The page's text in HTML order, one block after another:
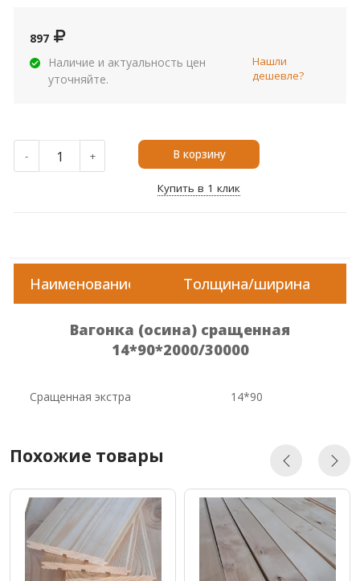
897
Наличие и актуальность цен
уточняйте.
Нашли
дешевле?
- + В корзину
Купить в 1 клик
Наименование Толщина/ширина
Вагонка (осина) сращенная
14*90*2000/30000
Сращенная экстра 14*90
Похожие товары